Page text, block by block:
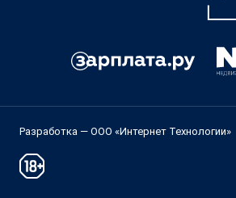
Разработка — ООО «Интернет Технологии»